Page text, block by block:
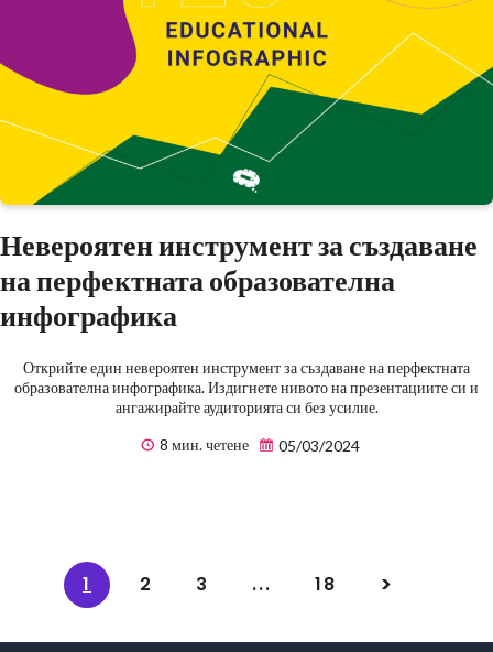
Невероятен инструмент за създаване
на перфектната образователна
инфографика
Открийте един невероятен инструмент за създаване на перфектната
образователна инфографика. Издигнете нивото на презентациите си и
ангажирайте аудиторията си без усилие.
8 мин. четене
05/03/2024
1 2 3 ... 18